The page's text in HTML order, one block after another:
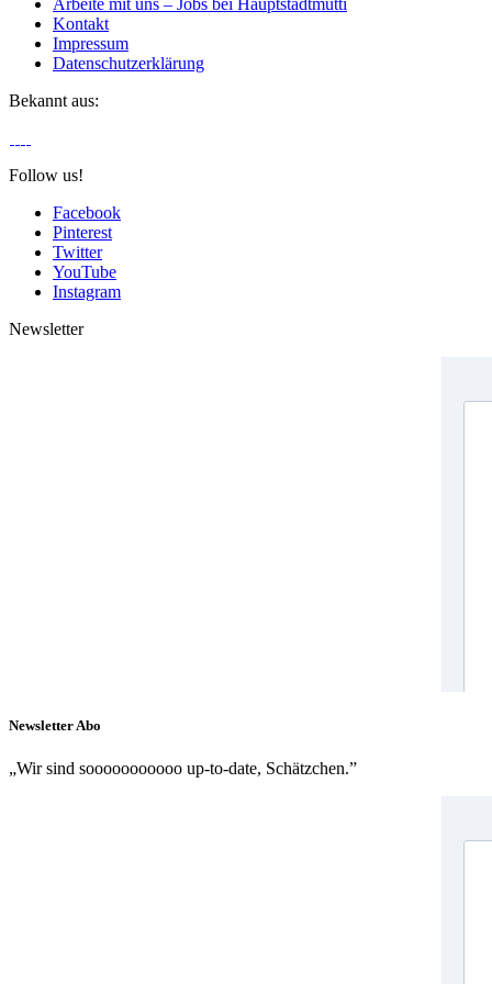
Arbeite mit uns – Jobs bei Hauptstadtmutti
Kontakt
Impressum
Datenschutzerklärung
Bekannt aus:
Follow us!
Facebook
Pinterest
Twitter
YouTube
Instagram
Newsletter
Newsletter Abo
„Wir sind sooooooooooo up-to-date, Schätzchen.”